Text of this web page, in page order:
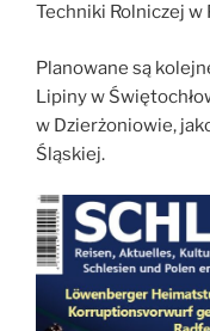
Techniki Rolniczej
Planowane są
Lipiny w
w Dzierżoniowie,
Śląskiej.